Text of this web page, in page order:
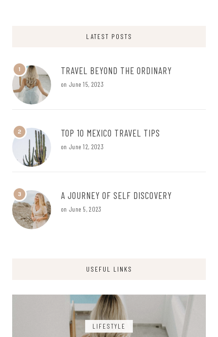
LATEST POSTS
1 TRAVEL BEYOND THE ORDINARY
on June 15, 2023
2 TOP 10 MEXICO TRAVEL TIPS
on June 12, 2023
3 A JOURNEY OF SELF DISCOVERY
on June 5, 2023
USEFUL LINKS
LIFESTYLE